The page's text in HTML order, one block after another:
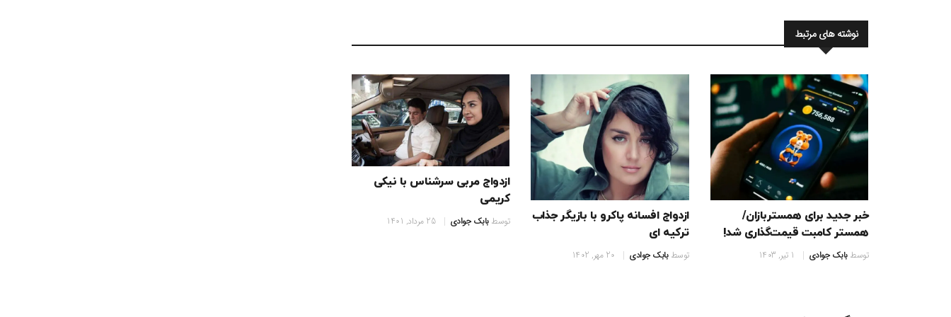
نوشته های مرتبط
خبر جدید برای همستربازان/
همستر کامبت قیمت‌گذاری شد!
توسطبابک جوادی 1 تیر, 1403
ازدواج افسانه پاکرو با بازیگر جذاب
ترکیه ای
توسطبابک جوادی 20 مهر, 1402
ازدواج مربی سرشناس با نیکی
کریمی
توسطبابک جوادی 25 مرداد, 1401